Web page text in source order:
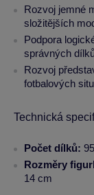
Rozvoj jemné
složitějších
Podpora
správných
Rozvoj
fotbalových
Technická
Počet dílků:
Rozměry
14 cm